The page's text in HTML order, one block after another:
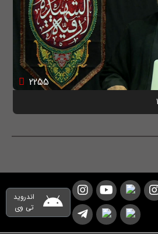
2255
اندروید
تی وی